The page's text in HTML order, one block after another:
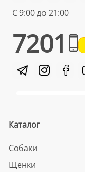
С 9:00 до 21:00
7201
Каталог
Собаки
Щенки